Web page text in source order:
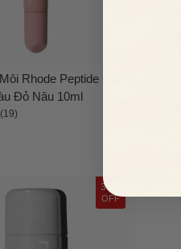
Rhode Peptide Lip
Đỏ Nâu 10ml
33%
OFF